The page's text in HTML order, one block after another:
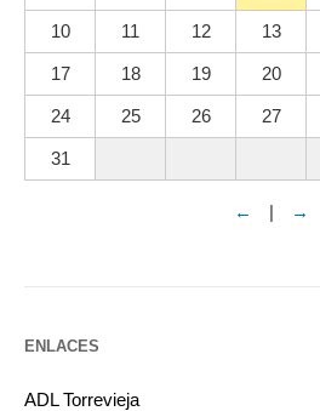
10 11 12 13
17 18 19 20
24 25 26 27
31
← | →
ENLACES
ADL Torrevieja